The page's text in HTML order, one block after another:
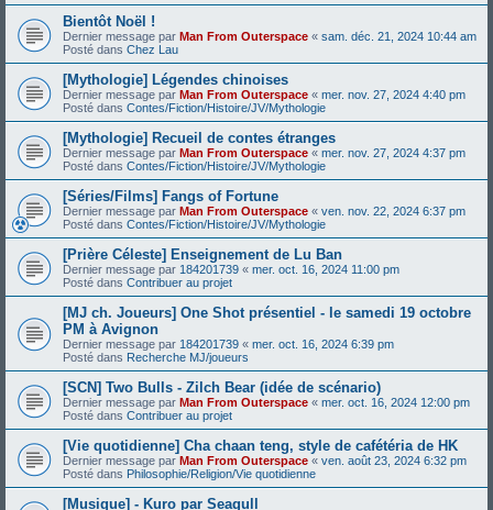
Bientôt Noël !
Dernier message par Man From Outerspace « sam. déc. 21, 2024 10:44 am
Posté dans Chez Lau
[Mythologie] Légendes chinoises
Dernier message par Man From Outerspace « mer. nov. 27, 2024 4:40 pm
Posté dans Contes/Fiction/Histoire/JV/Mythologie
[Mythologie] Recueil de contes étranges
Dernier message par Man From Outerspace « mer. nov. 27, 2024 4:37 pm
Posté dans Contes/Fiction/Histoire/JV/Mythologie
[Séries/Films] Fangs of Fortune
Dernier message par Man From Outerspace « ven. nov. 22, 2024 6:37 pm
Posté dans Contes/Fiction/Histoire/JV/Mythologie
[Prière Céleste] Enseignement de Lu Ban
Dernier message par 184201739 « mer. oct. 16, 2024 11:00 pm
Posté dans Contribuer au projet
[MJ ch. Joueurs] One Shot présentiel - le samedi 19 octobre
PM à Avignon
Dernier message par 184201739 « mer. oct. 16, 2024 6:39 pm
Posté dans Recherche MJ/joueurs
[SCN] Two Bulls - Zilch Bear (idée de scénario)
Dernier message par Man From Outerspace « mer. oct. 16, 2024 12:00 pm
Posté dans Contribuer au projet
[Vie quotidienne] Cha chaan teng, style de cafétéria de HK
Dernier message par Man From Outerspace « ven. août 23, 2024 6:32 pm
Posté dans Philosophie/Religion/Vie quotidienne
[Musique] - Kuro par Seagull